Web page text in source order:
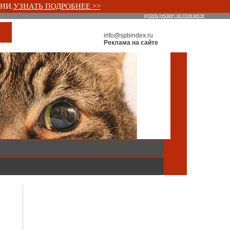
УЗНАТЬ ПОДРОБНЕЕ >>
купить рекламу на этом месте
info@spbindex.ru
Реклама на сайте